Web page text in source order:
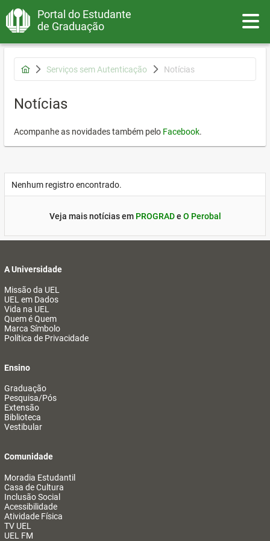
Portal do Estudante
de Graduação
Serviços sem Autenticação Notícias
Notícias
Acompanhe as novidades também pelo Facebook.
Nenhum registro encontrado.
Veja mais notícias em PROGRADe O Perobal
A Universidade
Missão da UEL
UEL em Dados
Vida na UEL
Quem é Quem
Marca Símbolo
Política de Privacidade
Ensino
Graduação
Pesquisa/Pós
Extensão
Biblioteca
Vestibular
Comunidade
Moradia Estudantil
Casa de Cultura
Inclusão Social
Acessibilidade
Atividade Física
TV UEL
UEL FM